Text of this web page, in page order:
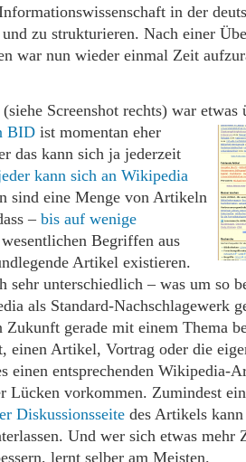
in der
zu strukturieren. Nach einer
war nun wieder einmal Zeit
Screenshot rechts) war
BID ist momentan eher
das kann sich ja jederzeit
kann sich an Wikipedia
sind eine Menge von Artikeln
– bis auf wenige
Begriffen aus
Artikel existieren.
sehr unterschiedlich – was um so
als Standard-Nachschlagewerk
Zukunft gerade mit einem Thema
einen Artikel, Vortrag oder die
einen entsprechenden Wikipedia-
Lücken vorkommen. Zumindest
Diskussionsseite des Artikels
Und wer sich etwas mehr
lernt selber am Meisten.